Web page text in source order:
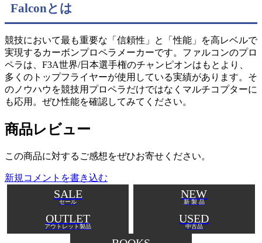
Falconとは
競技において最も重要な「信頼性」と「性能」を高レベルで
実現するカーボンプロペラメーカーです。ファルコンのプロ
ペラは、F3A世界/日本選手権のチャンピオンはもとより、
多くのトップフライヤーが使用している実績があります。そ
のノウハウを競技用プロペラだけではなくマルチコプターに
も応用。ぜひ性能を確認してみてください。
商品レビュー
この商品に対するご感想をぜひお寄せください。
新規コメントを書き込む
SALE
セール
NEW
新 製 品
OUTLET
アウトレット製品
USED
中古品